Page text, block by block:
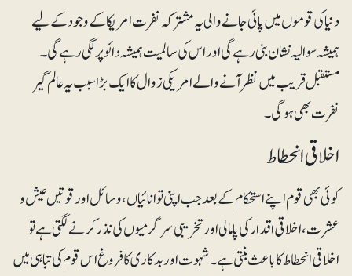
دنیا کی قوموں میں پائی جانے والی یہ مشترکہ نفرت امریکا کے وجود کے لیے
ہمیشہ سوالیہ نشان بنی رہے گی اور اس کی سالمیت ہمیشہ دائو پر لگی رہے گی۔
مستقبل قریب میں نظر آنے والے امریکی زوال کا ایک بڑا سبب یہ عالم گیر
نفرت بھی ہوگی۔
اخلاقی انحطاط
کوئی بھی قوم اپنے استحکام کے بعد جب اپنی توانائیاں، وسائل اور قوتیں عیش و
عشرت، اخلاقی اقدار کی پامالی اور تخریبی سرگرمیوں کی نذر کرنے لگتی ہے تو
اخلاقی انحطاط کا باعث بنتی ہے۔ شہوت اور بدکاری کا فروغ اس قوم کی تباہی میں